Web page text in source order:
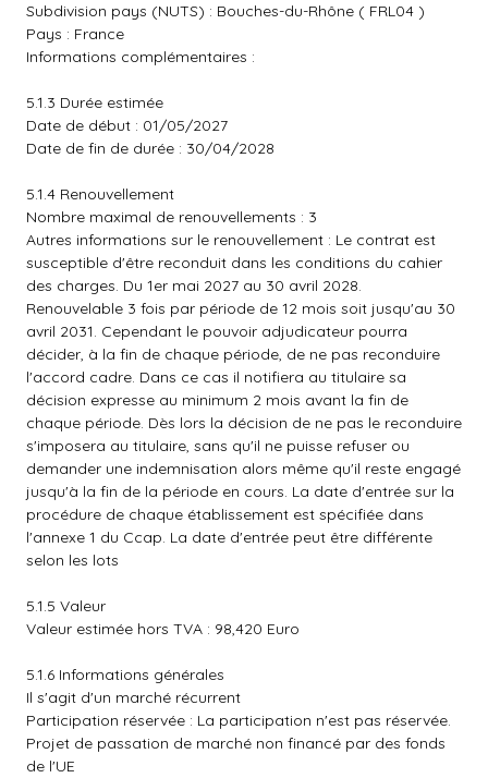
Subdivision pays (NUTS) : Bouches-du-Rhône ( FRL04 )
Pays : France
Informations complémentaires :
5.1.3 Durée estimée
Date de début : 01/05/2027
Date de fin de durée : 30/04/2028
5.1.4 Renouvellement
Nombre maximal de renouvellements : 3
Autres informations sur le renouvellement : Le contrat est
susceptible d'être reconduit dans les conditions du cahier
des charges. Du 1er mai 2027 au 30 avril 2028.
Renouvelable 3 fois par période de 12 mois soit jusqu'au 30
avril 2031. Cependant le pouvoir adjudicateur pourra
décider, à la fin de chaque période, de ne pas reconduire
l'accord cadre. Dans ce cas il notifiera au titulaire sa
décision expresse au minimum 2 mois avant la fin de
chaque période. Dès lors la décision de ne pas le reconduire
s'imposera au titulaire, sans qu'il ne puisse refuser ou
demander une indemnisation alors même qu'il reste engagé
jusqu'à la fin de la période en cours. La date d'entrée sur la
procédure de chaque établissement est spécifiée dans
l'annexe 1 du Ccap. La date d'entrée peut être différente
selon les lots
5.1.5 Valeur
Valeur estimée hors TVA : 98,420 Euro
5.1.6 Informations générales
Il s'agit d'un marché récurrent
Participation réservée : La participation n'est pas réservée.
Projet de passation de marché non financé par des fonds
de l'UE